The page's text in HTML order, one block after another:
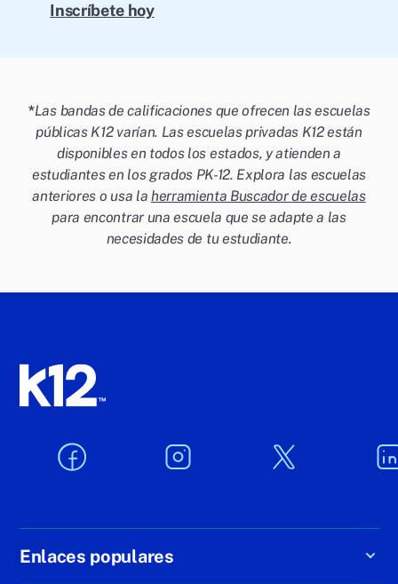
Inscríbete hoy
*Las bandas de calificaciones que ofrecen las escuelas
públicas K12 varían. Las escuelas privadas K12 están
disponibles en todos los estados, y atienden a
estudiantes en los grados PK-12. Explora las escuelas
anteriores o usa la herramienta Buscador de escuelas
para encontrar una escuela que se adapte a las
necesidades de tu estudiante.
Enlaces populares